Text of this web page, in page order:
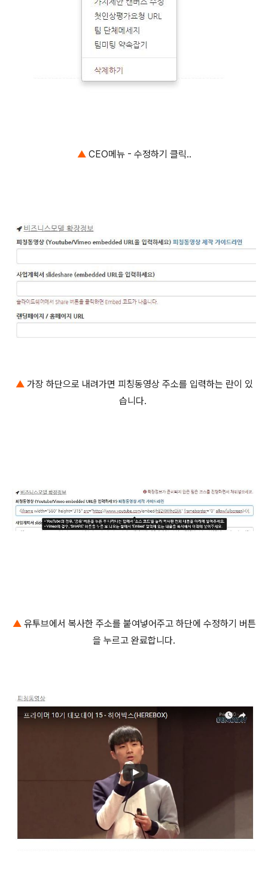
▲ CEO메뉴 - 수정하기 클릭..
▲ 가장 하단으로 내려가면 피칭동영상 주소를 입력하는 란이 있
습니다.
▲ 유투브에서 복사한 주소를 붙여넣어주고 하단에 수정하기 버튼
을 누르고 완료합니다.